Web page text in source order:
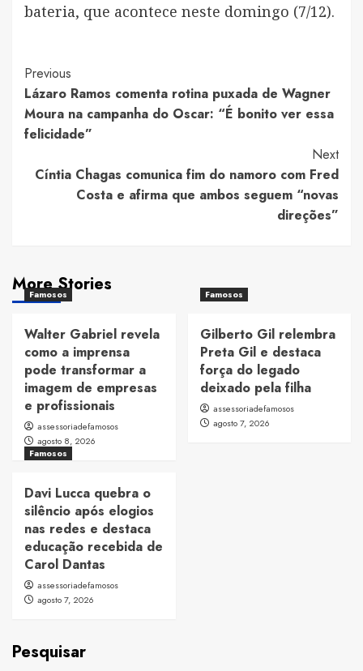
bateria, que acontece neste domingo (7/12).
Post
Navigation
Previous
Lázaro Ramos comenta rotina puxada de Wagner
Moura na campanha do Oscar: “É bonito ver essa
felicidade”
Next
Cíntia Chagas comunica fim do namoro com Fred
Costa e afirma que ambos seguem “novas
direções”
More Stories
Famosos
Walter Gabriel revela
como a imprensa
pode transformar a
imagem de empresas
e profissionais
assessoriadefamosos
agosto 8, 2026
Famosos
Gilberto Gil relembra
Preta Gil e destaca
força do legado
deixado pela filha
assessoriadefamosos
agosto 7, 2026
Famosos
Davi Lucca quebra o
silêncio após elogios
nas redes e destaca
educação recebida de
Carol Dantas
assessoriadefamosos
agosto 7, 2026
Pesquisar